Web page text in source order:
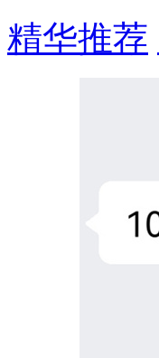
精华推荐